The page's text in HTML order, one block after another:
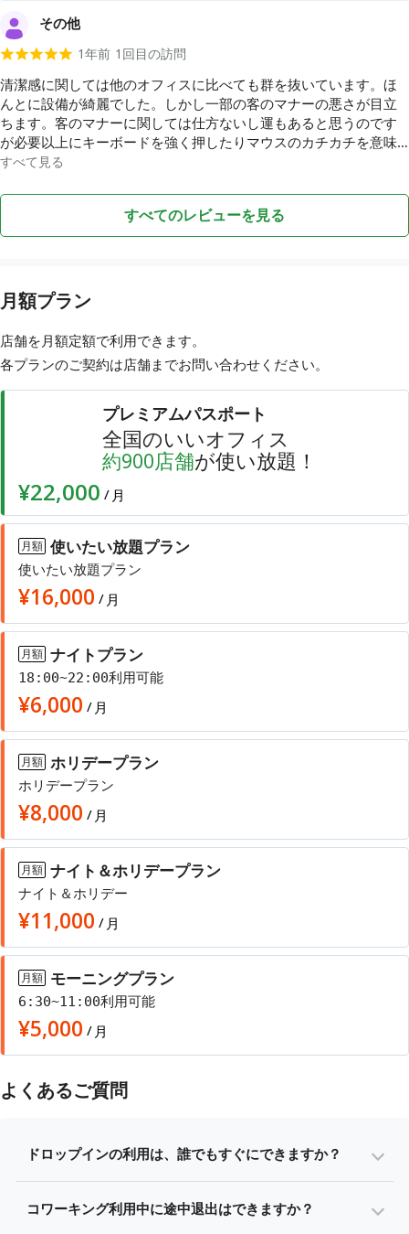
・退室 - 退室したら、アプリでチェックアウト(利用終了)した時点
で、利用時間をもとに利用料金が確定となる。
などが10種類ほどあり、どれもおいしいため自分の好みにあった
ドリンクがあると思います。しかし、トイレは何故か斜めに配置
されていて少し座りづらかったです。ですが室内はとても清潔で
湿度は少し低めの50%前後で保たれていてジメジメとした夏場に
はとても嬉しいです。他にはカメラが5台設置されており死角がな
く防犯対策もしっかりされています。平日は6時間以上、休日は7
時間以上ご利用される方はドロップインするのが圧倒的にお得な
ので利用しましょう!
その他
1年前 1 回目の訪問
清潔感に関しては他のオフィスに比べても群を抜いています。ほ
んとに設備が綺麗でした。しかし一部の客のマナーの悪さが目立
ちます。客のマナーに関しては仕方ないし運もあると思うのです
が必要以上にキーボードを強く押したりマウスのカチカチを意味
なく続けてる人がいてそこだけが難点です。仕方ないことだと思
騒音に関しての注意などがあったらと思いました。 ただ素晴らし
い施設であることは間違えないです。あと椅子の高さを調節した
い、
すべて見る
すべてのレビューを見る
月額プラン
店舗を月額定額で利用できます。
各プランのご契約は店舗までお問い合わせ ください。
プレミアムパスポート
全国のいいオフィス
約900店舗が使い放題！
¥22,000 / 月
月額 使いたい放題プラン
使いたい放題プラン
¥16,000 / 月
月額 ナイトプラン
18:00~22:00利用可能
¥6,000 / 月
月額 ホリデープラン
ホリデープラン
¥8,000 / 月
月額 ナイト＆ホリデープラン
ナイト＆ホリデー
¥11,000 / 月
月額 モーニングプラン
6:30~11:00利用可能
¥5,000 / 月
よくあるご質問
ドロップインの利用は、誰でもすぐにできますか？
コワーキング利用中に途中退出はできますか？